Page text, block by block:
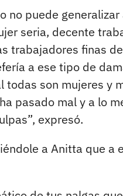
no puede
seria, decente
trabajadores finas
a ese tipo de
son mujeres y
pasado mal y a lo
expresó.
a Anitta que a